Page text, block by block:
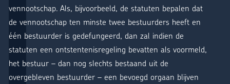
vennootschap. Als, bijvoorbeeld, de statuten bepalen dat
de vennootschap ten minste twee bestuurders heeft en
één bestuurder is gedefungeerd, dan zal indien de
statuten een ontstentenisregeling bevatten als voormeld,
het bestuur – dan nog slechts bestaand uit de
overgebleven bestuurder – een bevoegd orgaan blijven